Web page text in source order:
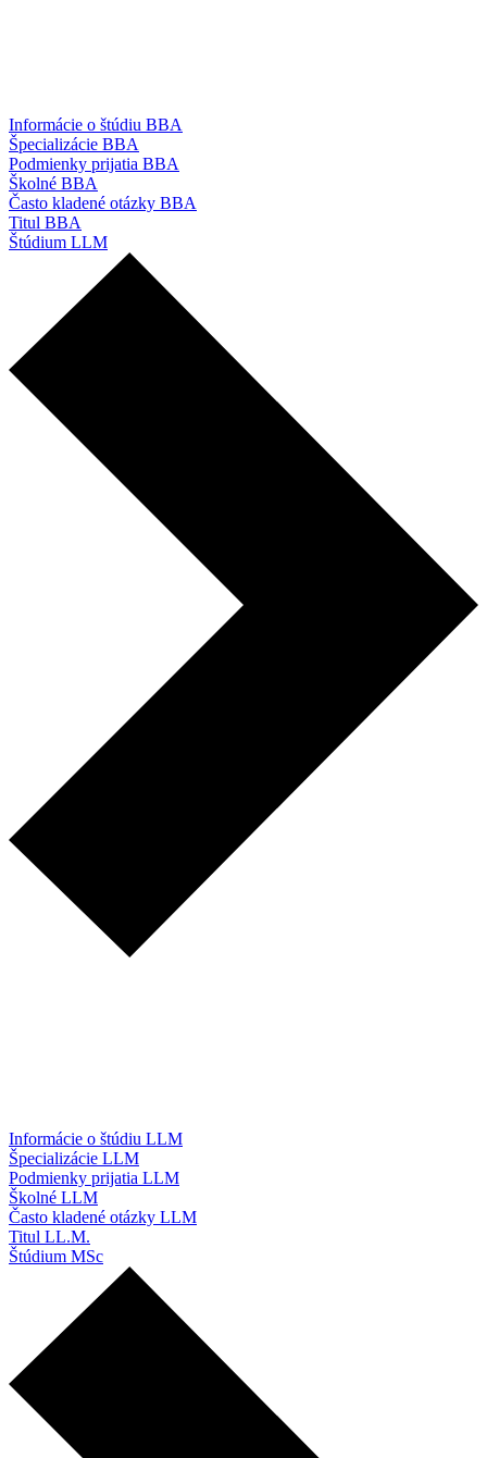
Informácie o štúdiu BBA
Špecializácie BBA
Podmienky prijatia BBA
Školné BBA
Často kladené otázky BBA
Titul BBA
Štúdium LLM
Informácie o štúdiu LLM
Špecializácie LLM
Podmienky prijatia LLM
Školné LLM
Často kladené otázky LLM
Titul LL.M.
Štúdium MSc